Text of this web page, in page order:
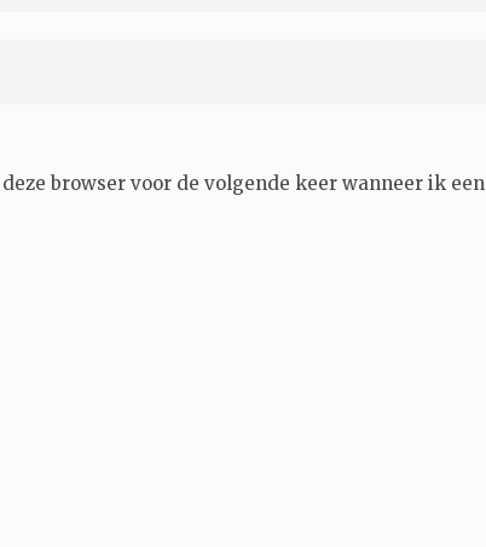
browser voor de volgende keer wanneer ik